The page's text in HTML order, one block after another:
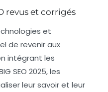
revus et corrigés
et
de revenir aux
intégrant les
SEO 2025, les
leur savoir et leur